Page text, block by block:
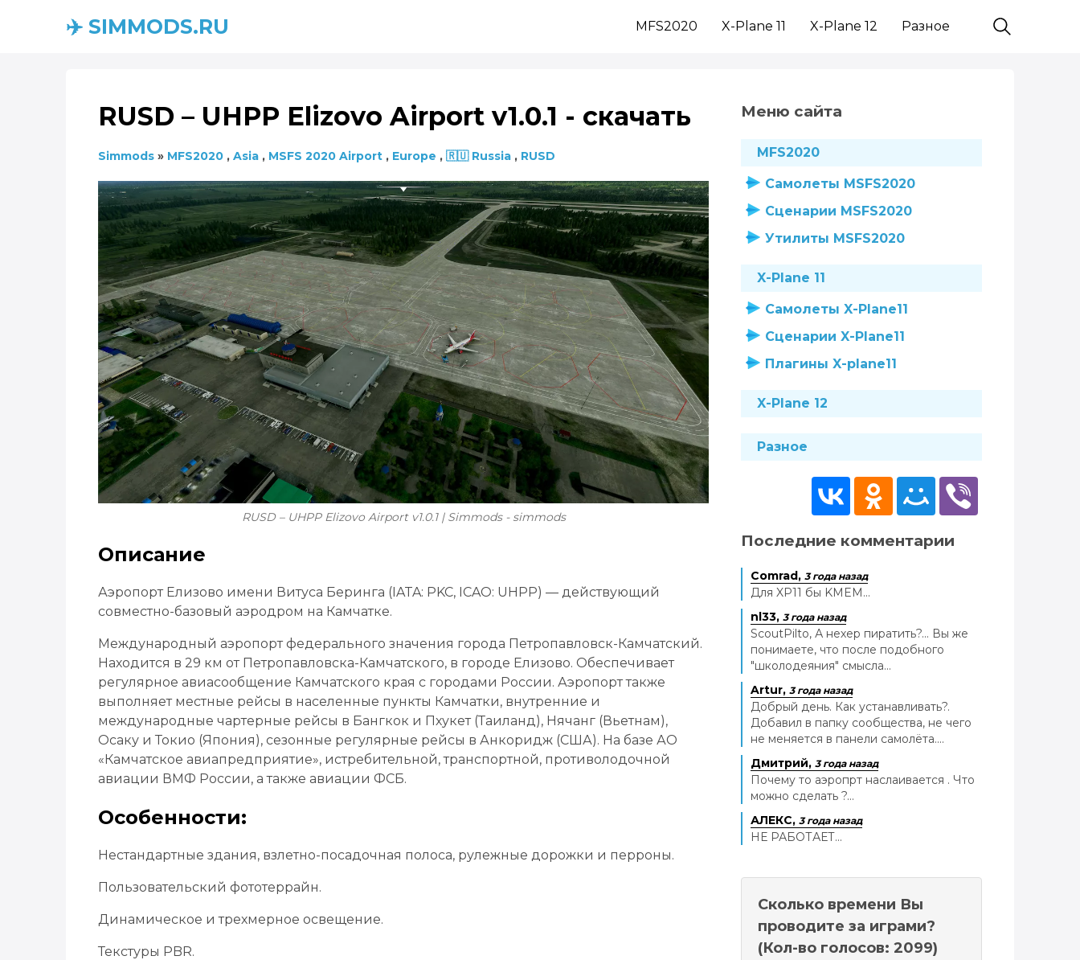
✈️ SIMMODS.RU MFS2020 X-Plane 11 X-Plane 12 Разное
RUSD – UHPP Elizovo Airport v1.0.1 - скачать
Simmods » MFS2020 , Asia , MSFS 2020 Airport , Europe , 🇷🇺 Russia , RUSD
RUSD – UHPP Elizovo Airport v1.0.1 | Simmods - simmods
Описание
Аэропорт Елизово имени Витуса Беринга (IATA: PKC, ICAO: UHPP) — действующий
совместно-базовый аэродром на Камчатке.
Международный аэропорт федерального значения города Петропавловск-Камчатский.
Находится в 29 км от Петропавловска-Камчатского, в городе Елизово. Обеспечивает
регулярное авиасообщение Камчатского края с городами России. Аэропорт также
выполняет местные рейсы в населенные пункты Камчатки, внутренние и
международные чартерные рейсы в Бангкок и Пхукет (Таиланд), Нячанг (Вьетнам),
Осаку и Токио (Япония), сезонные регулярные рейсы в Анкоридж (США). На базе АО
«Камчатское авиапредприятие», истребительной, транспортной, противолодочной
авиации ВМФ России, а также авиации ФСБ.
Особенности:
Нестандартные здания, взлетно-посадочная полоса, рулежные дорожки и перроны.
Пользовательский фототеррайн.
Динамическое и трехмерное освещение.
Текстуры PBR.
Меню сайта
MFS2020
Самолеты MSFS2020
Сценарии MSFS2020
Утилиты MSFS2020
X-Plane 11
Самолеты X-Plane11
Сценарии X-Plane11
Плагины X-plane11
X-Plane 12
Разное
Последние комментарии
Comrad, 3 года назад
Для XP11 бы KMEM...
nl33, 3 года назад
ScoutPilto, А нехер пиратить?... Вы же
понимаете, что после подобного
"школодеяния" смысла...
Artur, 3 года назад
Добрый день. Как устанавливать?.
Добавил в папку сообщества, не чего
не меняется в панели самолёта....
Дмитрий, 3 года назад
Почему то аэропрт наслаивается . Что
можно сделать ?...
АЛЕКС, 3 года назад
НЕ РАБОТАЕТ...
Сколько времени Вы
проводите за играми?
(Кол-во голосов: 2099)